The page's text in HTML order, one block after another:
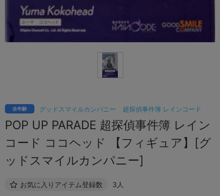
グッドスマイルカンパニー 超探偵事件簿 レインコード
全年齢
POP UP PARADE 超探偵事件簿 レイン
コード ココヘッド 【フィギュア】[グ
ッドスマイルカンパニー]
お気に入りアイテム登録数 3人